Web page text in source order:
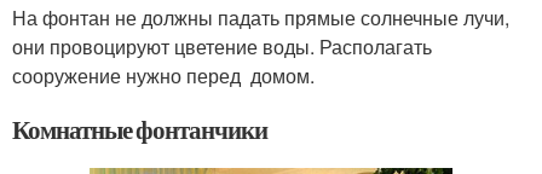
На фонтан не должны падать прямые солнечные лучи,
они провоцируют цветение воды. Располагать
сооружение нужно перед домом.
Комнатные фонтанчики